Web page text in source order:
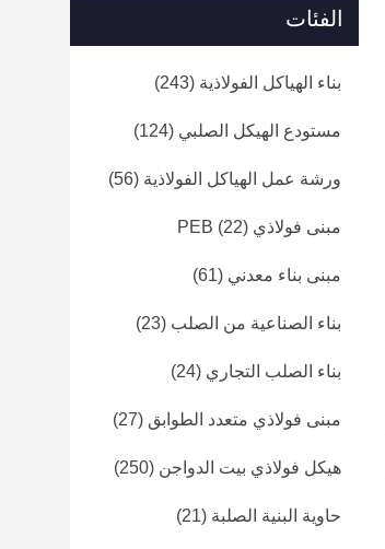
الفئات
بناء الهياكل الفولاذية (243)
مستودع الهيكل الصلبي (124)
ورشة عمل الهياكل الفولاذية (56)
مبنى فولاذي PEB (22)
مبنى بناء معدني (61)
بناء الصناعية من الصلب (23)
بناء الصلب التجاري (24)
مبنى فولاذي متعدد الطوابق (27)
هيكل فولاذي بيت الدواجن (250)
حاوية البنية الصلبة (21)